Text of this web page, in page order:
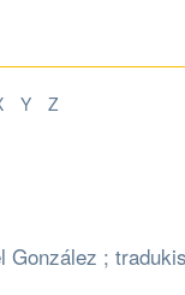
Y
Z
González ;